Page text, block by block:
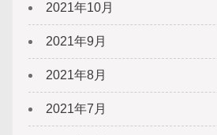
2021年10月
2021年9月
2021年8月
2021年7月